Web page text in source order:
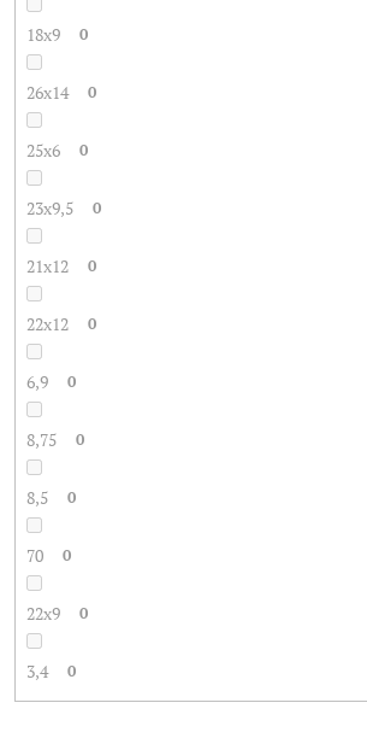
18x9 0
26x14 0
25x6 0
23x9,5 0
21x12 0
22x12 0
6,9 0
8,75 0
8,5 0
70 0
22x9 0
3,4 0